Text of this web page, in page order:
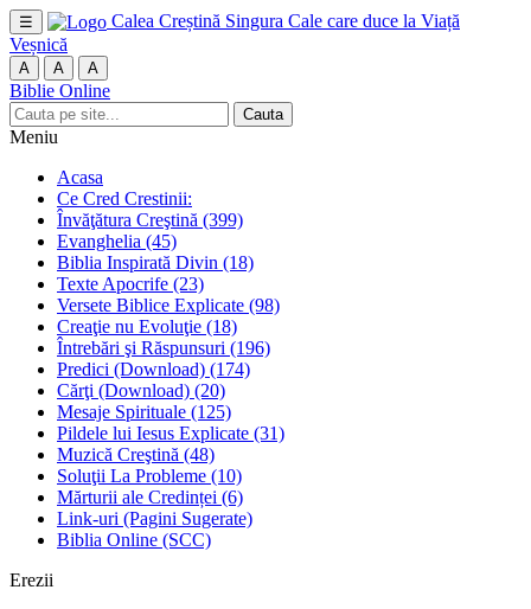
☰ Calea Creștină Singura Cale care duce la Viață
Veșnică
A A A
Biblie Online
Cauta
Meniu
Acasa
Ce Cred Crestinii:
Învăţătura Creştină (399)
Evanghelia (45)
Biblia Inspirată Divin (18)
Texte Apocrife (23)
Versete Biblice Explicate (98)
Creaţie nu Evoluţie (18)
Întrebări şi Răspunsuri (196)
Predici (Download) (174)
Cărţi (Download) (20)
Mesaje Spirituale (125)
Pildele lui Iesus Explicate (31)
Muzică Creştină (48)
Soluţii La Probleme (10)
Mărturii ale Credinței (6)
Link-uri (Pagini Sugerate)
Biblia Online (SCC)
Erezii